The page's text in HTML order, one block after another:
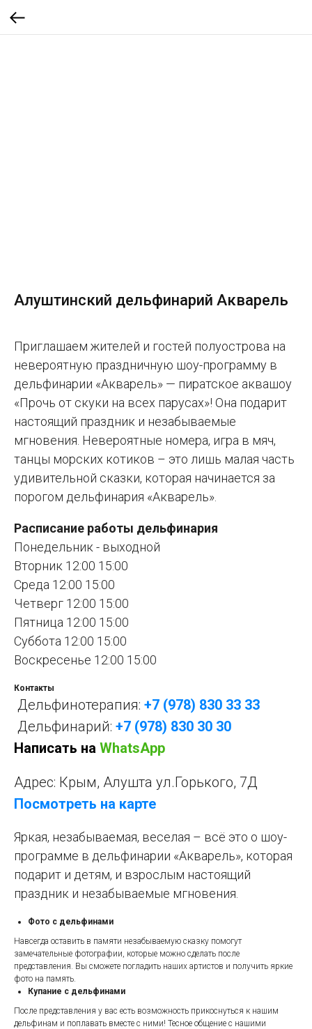
Алуштинский дельфинарий Акварель
Приглашаем жителей и гостей полуострова на
невероятную праздничную шоу-программу в
дельфинарии «Акварель» — пиратское аквашоу
«Прочь от скуки на всех парусах»! Она подарит
настоящий праздник и незабываемые
мгновения. Невероятные номера, игра в мяч,
танцы морских котиков – это лишь малая часть
удивительной сказки, которая начинается за
порогом дельфинария «Акварель».
Расписание работы дельфинария
Понедельник - выходной
Вторник 12:00 15:00
Среда 12:00 15:00
Четверг 12:00 15:00
Пятница 12:00 15:00
Суббота 12:00 15:00
Воскресенье 12:00 15:00
Контакты
Дельфинотерапия: +7 (978) 830 33 33
Дельфинарий: +7 (978) 830 30 30
Написать на WhatsApp
Адрес: Крым, Алушта ул.Горького, 7Д
Посмотреть на карте
Яркая, незабываемая, веселая – всё это о шоу-
программе в дельфинарии «Акварель», которая
подарит и детям, и взрослым настоящий
праздник и незабываемые мгновения.
Фото с дельфинами
Навсегда оставить в памяти незабываемую сказку помогут
замечательные фотографии, которые можно сделать после
представления. Вы сможете погладить наших артистов и получить яркие
фото на память.
Купание с дельфинами
После представления у вас есть возможность прикоснуться к нашим
дельфинам и поплавать вместе с ними! Тесное общение с нашими